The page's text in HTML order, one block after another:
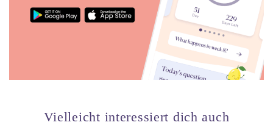
Vielleicht interessiert dich auch